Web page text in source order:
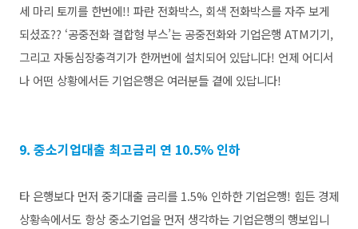
세 마리 토끼를 한번에!! 파란 전화박스, 회색 전화박스를 자주 보게
되셨죠?? ‘공중전화 결합형 부스’는 공중전화와 기업은행 ATM기기,
그리고 자동심장충격기가 한꺼번에 설치되어 있답니다! 언제 어디서
나 어떤 상황에서든 기업은행은 여러분들 곁에 있답니다!
9. 중소기업대출 최고금리 연 10.5% 인하
타 은행보다 먼저 중기대출 금리를 1.5% 인하한 기업은행! 힘든 경제
상황속에서도 항상 중소기업을 먼저 생각하는 기업은행의 행보입니